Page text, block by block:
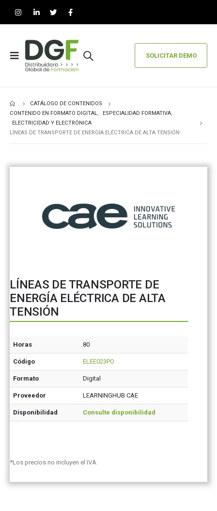
SOLICITAR DEMO
CATÁLOGO DE CONTENIDOS
CONTENIDO EN FORMATO DIGITAL, ESPECIALIDAD FORMATIVA,
ELECTRICIDAD Y ELECTRÓNICA
LÍNEAS DE TRANSPORTE DE ENERGÍA ELÉCTRICA DE ALTA TENSIÓN
LÍNEAS DE TRANSPORTE DE
ENERGÍA ELÉCTRICA DE ALTA
TENSIÓN
Horas 80
Código ELEE023PO
Formato Digital
Proveedor LEARNINGHUB CAE
Disponibilidad Consulte disponibilidad
*Los precios no incluyen el IVA.